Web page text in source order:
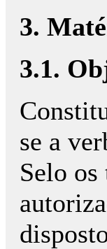
3.
3.1.
se a
Selo